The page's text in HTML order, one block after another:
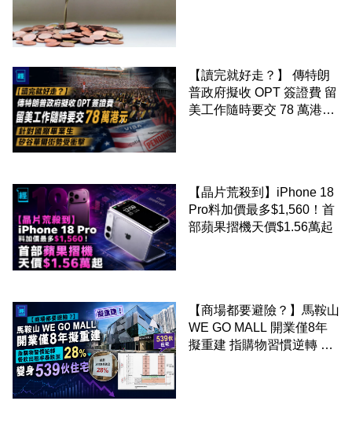
【讀完就好走？】 傳特朗
普政府擬收 OPT 簽證費 留
美工作隨時要交 78 萬港元
【晶片荒殺到】iPhone 18
Pro料加價最多$1,560！首
部蘋果摺機天價$1.56萬起
【商場都要避險？】馬鞍山
WE GO MALL 開業僅8年
擬重建 指購物習慣逆轉 餐